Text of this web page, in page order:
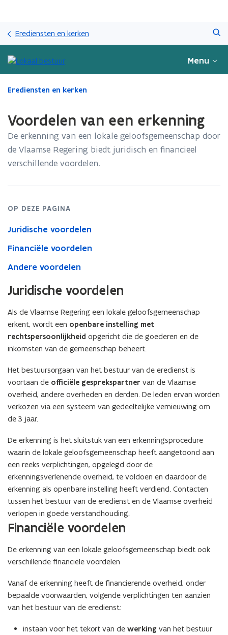
gaan
Erediensten en kerken
Menu
Gedaan
bevindt
op:
Voordelen
Erediensten en kerken
Voordelen van een erkenning
De erkenning van een lokale geloofsgemeenschap door
de Vlaamse Regering biedt juridisch en financieel
verschillende voordelen.​
OP DEZE PAGINA
Juridische voordelen
Financiële voordelen
Andere voordelen
Juridische voordelen
Als de Vlaamse Regering een lokale geloofsgemeenschap
erkent, wordt een openbare instelling met
rechtspersoonlijkheid opgericht die de goederen en de
inkomsten van de gemeenschap beheert.
Het bestuursorgaan van het bestuur van de eredienst is
voortaan de officiële gesprekspartner van de Vlaamse
overheid, andere overheden en derden. De leden ervan worden
verkozen via een systeem van gedeeltelijke vernieuwing om
de 3 jaar.
De erkenning is het sluitstuk van een erkenningsprocedure
waarin de lokale geloofsgemeenschap heeft aangetoond aan
een reeks verplichtingen, opgelegd door de
erkenningsverlenende overheid, te voldoen en daardoor de
erkenning als openbare instelling heeft verdiend. Contacten
tussen het bestuur van de eredienst en de Vlaamse overheid
verlopen in goede verstandhouding.
Financiële voordelen
De erkenning van een lokale geloofsgemeenschap biedt ook
verschillende financiële voordelen
Vanaf de erkenning heeft de financierende overheid, onder
bepaalde voorwaarden, volgende verplichtingen ten aanzien
van het bestuur van de eredienst:
instaan voor het tekort van de werking van het bestuur